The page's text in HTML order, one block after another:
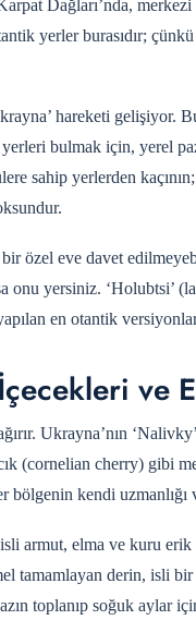
Dağları’nda,
yerler burasıdır;
hareketi gelişiyor.
bulmak için, yerel
sahip yerlerden
özel eve davet
onu yersiniz. ‘Holubtsi’
en otantik
ve
Ukrayna’nın
(cornelian cherry) gibi
bölgenin kendi
armut, elma ve kuru
tamamlayan derin, isli
toplanıp soğuk aylar